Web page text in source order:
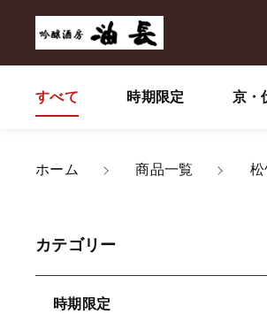
すべて 時期限定 京・
ホーム 商品一覧 松
カテゴリー
時期限定